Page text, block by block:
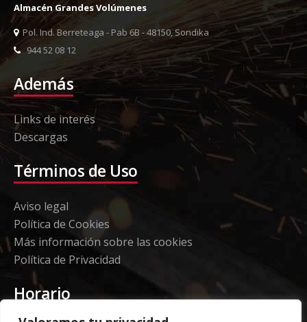
Almacén Grandes Volúmenes
Pol. Ind. Berreteaga - Pab 6B - 48150, Sondika
944 52 08 12
Además
Links de interés
Descargas
Términos de Uso
Aviso legal
Política de Cookies
Más información sobre las cookies
Política de Privacidad
Horario